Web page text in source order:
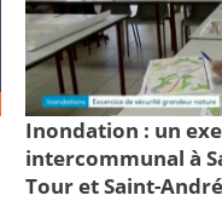
Inondation : un
intercommunal à
Tour et Saint-